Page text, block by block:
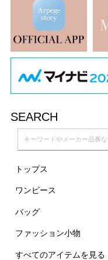
SEARCH
トップス
ワンピース
バッグ
ファッション小物
すべてのアイテムを見る